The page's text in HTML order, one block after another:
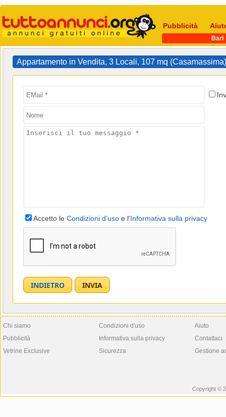
Pubblicità
Bari
Appartamento in Vendita, 3 Locali, 107 mq
Accetto le Condizioni d'uso e l'Informativa sulla privacy
Chi siamo
Pubblicità
Vetrine Exclusive
Condizioni d'uso
Informativa sulla privacy
Sicurezza
Aiuto
Contattaci
Gestione
Copyright ©